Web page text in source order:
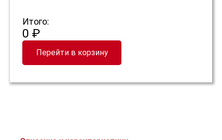
Итого:
0 ₽
Перейти в корзину